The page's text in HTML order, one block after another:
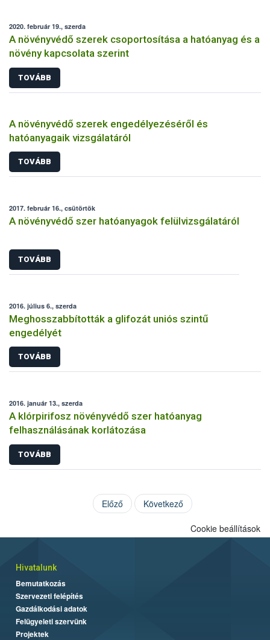
2020. február 19., szerda
A növényvédő szerek csoportosítása a hatóanyag és a
növény kapcsolata szerint
TOVÁBB
A növényvédő szerek engedélyezéséről és
hatóanyagaik vizsgálatáról
TOVÁBB
2017. február 16., csütörtök
A növényvédő szer hatóanyagok felülvizsgálatáról
TOVÁBB
2016. július 6., szerda
Meghosszabbították a glifozát uniós szintű
engedélyét
TOVÁBB
2016. január 13., szerda
A klórpirifosz növényvédő szer hatóanyag
felhasználásának korlátozása
TOVÁBB
Előző Következő
Cookie beállítások
Hivatalunk
Bemutatkozás
Szervezeti felépítés
Gazdálkodási adatok
Felügyeleti szervünk
Projektek